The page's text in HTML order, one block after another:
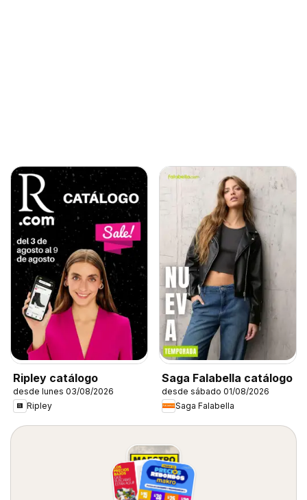
Ripley catálogo
desde lunes 03/08/2026
Ripley
Saga Falabella catálogo
desde sábado 01/08/2026
Saga Falabella